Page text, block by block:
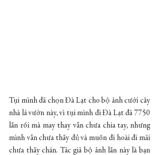
Tụi mình đã chọn Đà Lạt cho bộ ảnh cưới cây
nhà lá vườn này, vì tụi mình đi Đà Lạt đã 7750
lần rồi mà may thay vẫn chưa chia tay, nhưng
mình vẫn chưa thấy đủ và muốn đi hoài đi mãi
chưa thấy chán. Tác giả bộ ảnh lần này là bạn